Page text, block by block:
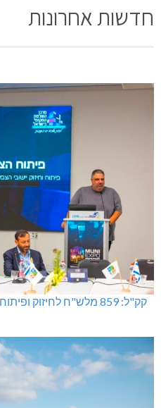
חדשות אחרונות
קק"ל: 859 מלש"ח לחיזוק ופיתוח הצפון